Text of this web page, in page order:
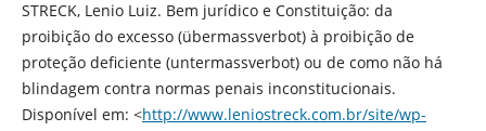
STRECK, Lenio Luiz. Bem jurídico e Constituição: da
proibição do excesso (übermassverbot) à proibição de
proteção deficiente (untermassverbot) ou de como não há
blindagem contra normas penais inconstitucionais.
Disponível em: <http://www.leniostreck.com.br/site/wp-